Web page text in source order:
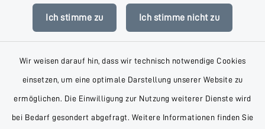
Ich stimme zu Ich stimme nicht zu
Wir weisen darauf hin, dass wir technisch notwendige Cookies
einsetzen, um eine optimale Darstellung unserer Website zu
ermöglichen. Die Einwilligung zur Nutzung weiterer Dienste wird
bei Bedarf gesondert abgefragt. Weitere Informationen finden Sie
Datenschutz
Impressum
Sitemap